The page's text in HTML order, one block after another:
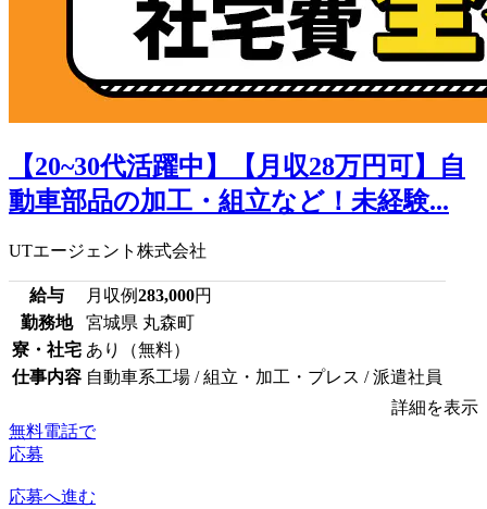
【20~30代活躍中】【月収28万円可】自
動車部品の加工・組立など！未経験...
UTエージェント株式会社
給与 月収例283,000円
勤務地
宮城県 丸森町
寮・社宅 あり（無料）
仕事内容 自動車系工場 / 組立・加工・プレス / 派遣社員
詳細を表示
無料電話で
応募
応募へ進む